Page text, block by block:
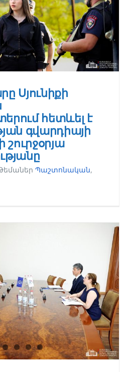
Սյունիքի
հետևել է
գվարդիայի
շուրջօրյա
Պաշտոնական,